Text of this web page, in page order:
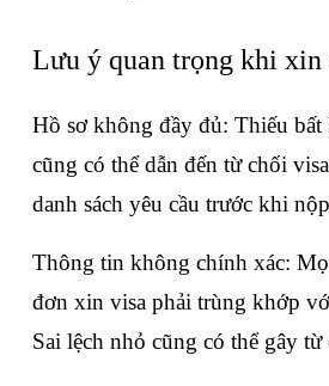
Lưu ý quan trọng khi xin
Hồ sơ không đầy đủ: Thiếu
cũng có thể dẫn đến từ chối
danh sách yêu cầu trước khi
Thông tin không chính xác:
đơn xin visa phải trùng khớp
Sai lệch nhỏ cũng có thể gây từ